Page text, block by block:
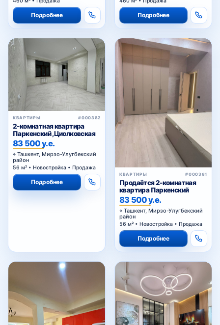
Подробнее Подробнее
2-комнатная квартира
Паркенский ,Циолковская
83 500 у.е.
Ташкент, Мирзо-Улугбекский
район
56 м² • Новостройка • Продажа
Подробнее
#000381
Продаётся 2-комнатная
квартира Паркенский
83 500 у.е.
Ташкент, Мирзо-Улугбекский
район
56 м² • Новостройка • Продажа
Подробнее